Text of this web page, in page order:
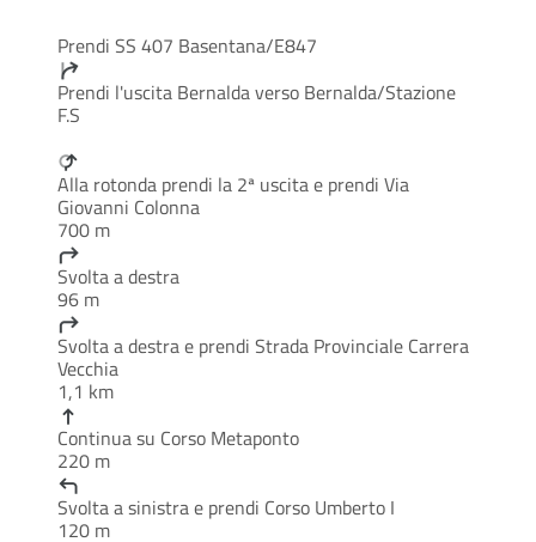
Prendi SS 407 Basentana/E847
Prendi l'uscita Bernalda verso Bernalda/Stazione
F.S
Alla rotonda prendi la 2ª uscita e prendi Via
Giovanni Colonna
700 m
Svolta a destra
96 m
Svolta a destra e prendi Strada Provinciale Carrera
Vecchia
1,1 km
Continua su Corso Metaponto
220 m
Svolta a sinistra e prendi Corso Umberto I
120 m